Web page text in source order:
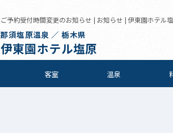
ご予約受付時間変更のお知らせ | お知らせ | 伊東園ホテル
那須塩原温泉 ／ 栃木県
伊東園ホテル塩原
客室 温泉